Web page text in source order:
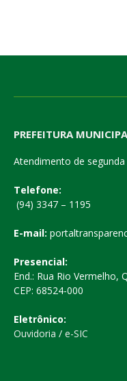
PREFEITURA
Atendimento de
Telefone:
(94) 3347 – 1195
E-mail:
Presencial:
End.: Rua Rio Vermelho,
CEP: 68524-000
Eletrônico:
Ouvidoria / e-SIC